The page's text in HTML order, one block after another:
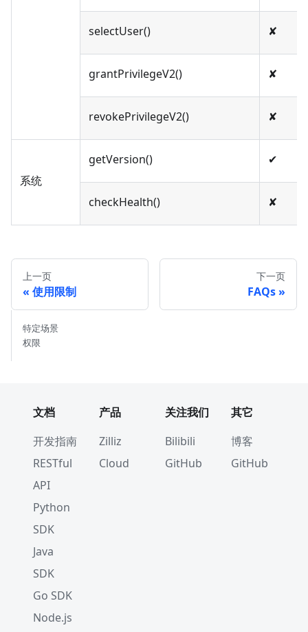
selectUser() ✘
grantPrivilegeV2() ✘
revokePrivilegeV2() ✘
系统
getVersion() ✔︎
checkHealth() ✘
上一页
使用限制
下一页
FAQs
特定场景
权限
文档
开发指南
RESTful
API
Python
SDK
Java
SDK
Go SDK
Node.js
产品
Zilliz
Cloud
关注我们
Bilibili
GitHub
其它
博客
GitHub